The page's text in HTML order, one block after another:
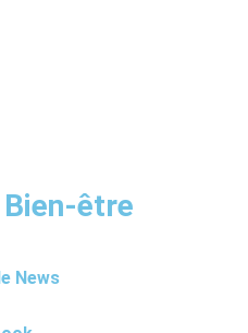
Bien-être
News